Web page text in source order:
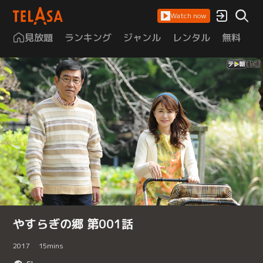
Watch now
見放題 ランキング ジャンル レンタル 無料
やすらぎの郷 第001話
2017 15mins